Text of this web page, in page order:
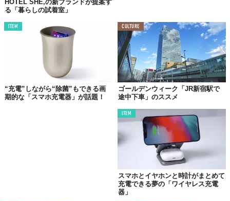
©小田急電鉄
【設置箇所】新宿駅2・3番ホーム（特急ロマンスカーの発
【設置台数】10台（既存のベンチと置き換え）
【利用時間】始発から終電まで
HOTEL SHE,の新ブランドが提案す
る「暮らしの試着室」
ITEM
“充電”しながら“除菌”もできる画
期的な「スマホ充電器」が話題！
CULTURE
ゴールデンウィーク「JR新宿駅で
途中下車」のススメ
ITEM
スマホとイヤホンと時計がまとめて
充電できる夢の「ワイヤレス充電
器」